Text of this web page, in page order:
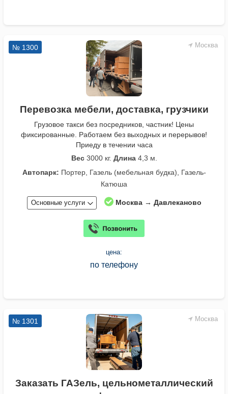
Москва
№ 1300
Перевозка мебели, доставка, грузчики
Грузовое такси без посредников, частник! Цены
фиксированные. Работаем без выходных и перерывов!
Приеду в течении часа
Вес3000 кг. Длина4,3 м.
Автопарк: Портер, Газель (мебельная будка), Газель-
Катюша
Основные услуги Москва → Давлеканово
цена:
по телефону
Москва
№ 1301
Заказать ГАЗель, цельнометаллический